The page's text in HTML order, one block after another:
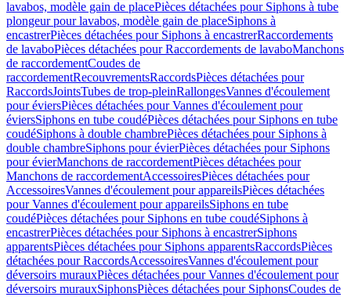
lavabos, modèle gain de placePièces détachées pour Siphons à tube
plongeur pour lavabos, modèle gain de placeSiphons à
encastrerPièces détachées pour Siphons à encastrerRaccordements
de lavaboPièces détachées pour Raccordements de lavaboManchons
de raccordementCoudes de
raccordementRecouvrementsRaccordsPièces détachées pour
RaccordsJointsTubes de trop-pleinRallongesVannes d'écoulement
pour éviersPièces détachées pour Vannes d'écoulement pour
éviersSiphons en tube coudéPièces détachées pour Siphons en tube
coudéSiphons à double chambrePièces détachées pour Siphons à
double chambreSiphons pour évierPièces détachées pour Siphons
pour évierManchons de raccordementPièces détachées pour
Manchons de raccordementAccessoiresPièces détachées pour
AccessoiresVannes d'écoulement pour appareilsPièces détachées
pour Vannes d'écoulement pour appareilsSiphons en tube
coudéPièces détachées pour Siphons en tube coudéSiphons à
encastrerPièces détachées pour Siphons à encastrerSiphons
apparentsPièces détachées pour Siphons apparentsRaccordsPièces
détachées pour RaccordsAccessoiresVannes d'écoulement pour
déversoirs murauxPièces détachées pour Vannes d'écoulement pour
déversoirs murauxSiphonsPièces détachées pour SiphonsCoudes de